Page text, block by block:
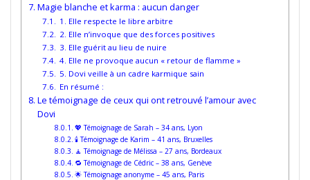
Magie blanche et karma : aucun danger
1. Elle respecte le libre arbitre
2. Elle n’invoque que des forces positives
3. Elle guérit au lieu de nuire
4. Elle ne provoque aucun « retour de flamme »
5. Dovi veille à un cadre karmique sain
En résumé :
Le témoignage de ceux qui ont retrouvé l’amour avec
Dovi
💖 Témoignage de Sarah – 34 ans, Lyon
🕯️ Témoignage de Karim – 41 ans, Bruxelles
🧘 Témoignage de Mélissa – 27 ans, Bordeaux
🔁 Témoignage de Cédric – 38 ans, Genève
🌟 Témoignage anonyme – 45 ans, Paris